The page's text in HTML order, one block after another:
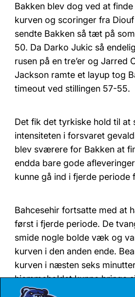
Bakken blev dog ved at
kurven og scoringer fra
sendte Bakken så tæt på
50. Da Darko Jukic så
rusen på en tre’er og Jarred
Jackson ramte et layup tog
timeout ved stillingen 57-55.
Det fik det tyrkiske hold til at
intensiteten i forsvaret
blev sværere for Bakken at
endda bare gode
kunne gå ind i fjerde periode
Bahcesehir fortsatte med at
først i fjerde periode. De
smide nogle bolde væk og
kurven i den anden ende.
kurven i næsten seks
hjemmeholdet kunne bringe
55.